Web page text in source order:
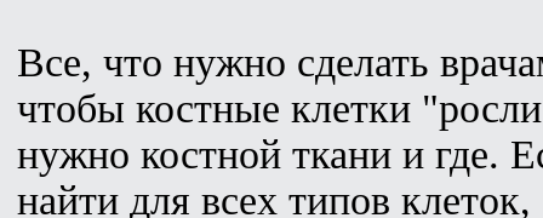
Все, что нужно сделать
чтобы костные клетки
нужно костной ткани и где.
найти для всех типов